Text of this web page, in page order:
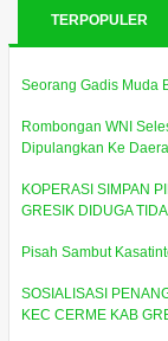
TERPOPULER
Seorang Gadis Muda
Rombongan WNI
Dipulangkan Ke
KOPERASI SIMPAN
GRESIK DIDUGA
Pisah Sambut
SOSIALISASI
KEC CERME KAB